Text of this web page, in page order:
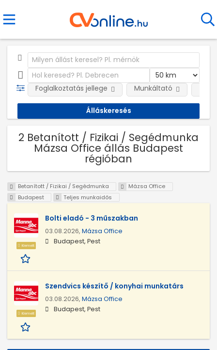
Foglalkoztatás jellege Munkáltató
2 Betanított / Fizikai / Segédmunka
Mázsa Office állás Budapest
régióban
Betanított / Fizikai / Segédmunka
Mázsa Office
Budapest
Teljes munkaidős
Kiemelt
Bolti eladó - 3 műszakban
03.08.2026, Mázsa Office
Budapest, Pest
Kiemelt
Szendvics készítő / konyhai munkatárs
03.08.2026, Mázsa Office
Budapest, Pest